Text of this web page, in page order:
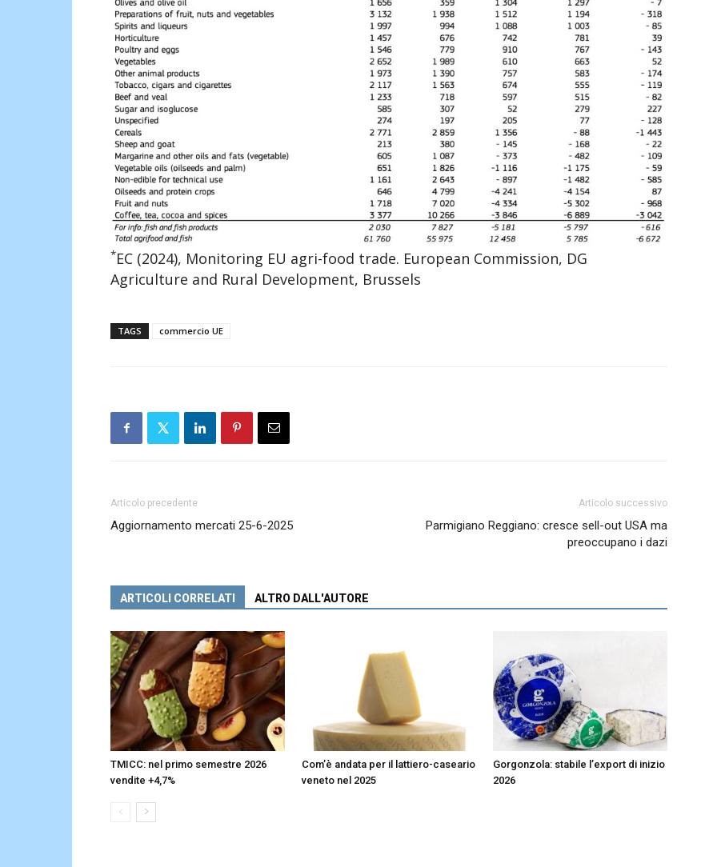
*EC (2024), Monitoring EU agri-food trade. European Commission, DG
Agriculture and Rural Development, Brussels
TAGS commercio UE
Articolo precedente
Aggiornamento mercati 25-6-2025
Articolo successivo
Parmigiano Reggiano: cresce sell-out USA ma
preoccupano i dazi
ARTICOLI CORRELATI ALTRO DALL'AUTORE
TMICC: nel primo semestre 2026
vendite +4,7%
Com’è andata per il lattiero-caseario
veneto nel 2025
Gorgonzola: stabile l’export di inizio
2026